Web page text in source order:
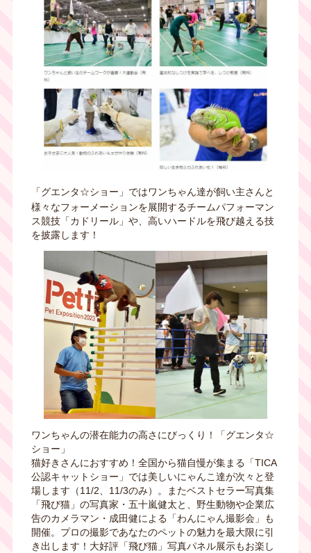
「グエンタ☆ショー」ではワンちゃん達が飼い主さんと
様々なフォーメーションを展開するチームパフォーマン
ス競技「カドリール」や、高いハードルを飛び越える技
を披露します！
ワンちゃんの潜在能力の高さにびっくり！「グエンタ☆
ショー」
猫好きさんにおすすめ！全国から猫自慢が集まる「TICA
公認キャットショー」では美しいにゃんこ達が次々と登
場します（11/2、11/3のみ）。またベストセラー写真集
「飛び猫」の写真家・五十嵐健太と、野生動物や企業広
告のカメラマン・成田健による「わんにゃん撮影会」も
開催。プロの撮影であなたのペットの魅力を最大限に引
き出します！大好評「飛び猫」写真パネル展示もお楽し